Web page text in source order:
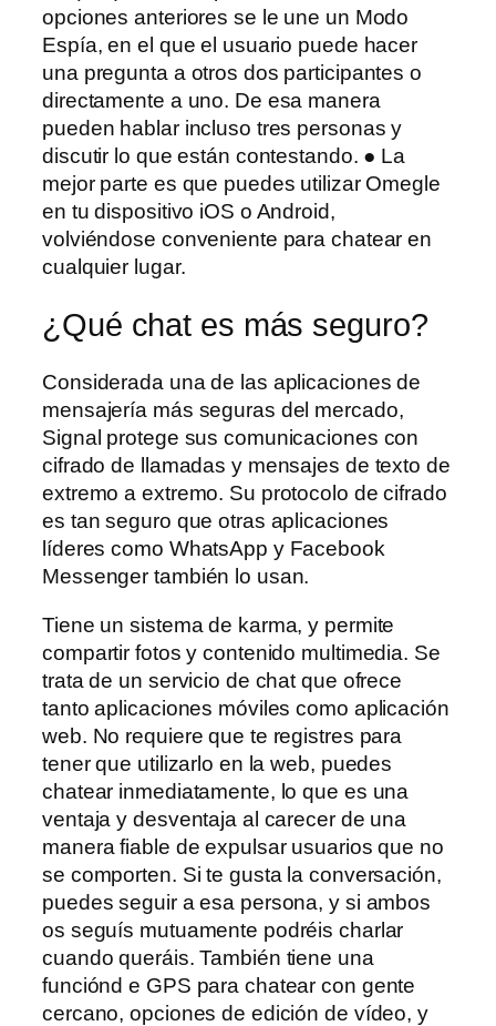
opciones anteriores se le une un Modo
Espía, en el que el usuario puede hacer
una pregunta a otros dos participantes o
directamente a uno. De esa manera
pueden hablar incluso tres personas y
discutir lo que están contestando. ● La
mejor parte es que puedes utilizar Omegle
en tu dispositivo iOS o Android,
volviéndose conveniente para chatear en
cualquier lugar.
¿Qué chat es más seguro?
Considerada una de las aplicaciones de
mensajería más seguras del mercado,
Signal protege sus comunicaciones con
cifrado de llamadas y mensajes de texto de
extremo a extremo. Su protocolo de cifrado
es tan seguro que otras aplicaciones
líderes como WhatsApp y Facebook
Messenger también lo usan.
Tiene un sistema de karma, y permite
compartir fotos y contenido multimedia. Se
trata de un servicio de chat que ofrece
tanto aplicaciones móviles como aplicación
web. No requiere que te registres para
tener que utilizarlo en la web, puedes
chatear inmediatamente, lo que es una
ventaja y desventaja al carecer de una
manera fiable de expulsar usuarios que no
se comporten. Si te gusta la conversación,
puedes seguir a esa persona, y si ambos
os seguís mutuamente podréis charlar
cuando queráis. También tiene una
funciónd e GPS para chatear con gente
cercano, opciones de edición de vídeo, y